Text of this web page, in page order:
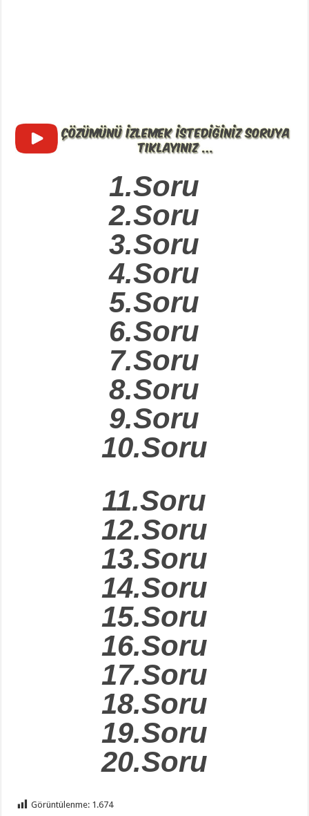
1.Soru
2.Soru
3.Soru
4.Soru
5.Soru
6.Soru
7.Soru
8.Soru
9.Soru
10.Soru
11.Soru
12.Soru
13.Soru
14.Soru
15.Soru
16.Soru
17.Soru
18.Soru
19.Soru
20.Soru
Görüntülenme: 1.674